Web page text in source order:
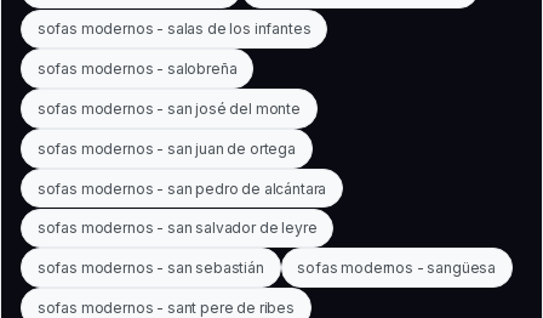
sofas modernos - salas de los infantes
sofas modernos - salobreña
sofas modernos - san josé del monte
sofas modernos - san juan de ortega
sofas modernos - san pedro de alcántara
sofas modernos - san salvador de leyre
sofas modernos - san sebastián sofas modernos - sangüesa
sofas modernos - sant pere de ribes